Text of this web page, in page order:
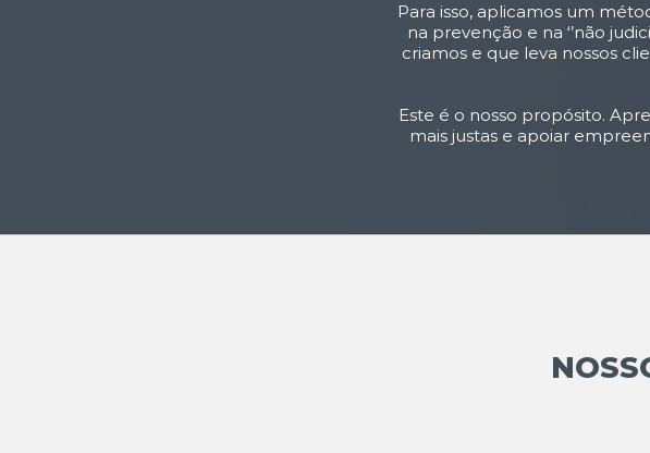
Para isso, aplicamos um
na prevenção e na ‘’não
criamos e que leva nossos
Este é o nosso propósito.
mais justas e apoiar